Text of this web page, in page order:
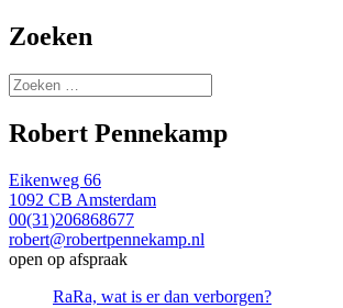
Zoeken
Zoeken
naar:
Robert Pennekamp
Eikenweg 66
1092 CB Amsterdam
00(31)206868677
robert@robertpennekamp.nl
open op afspraak
RaRa, wat is er dan verborgen?